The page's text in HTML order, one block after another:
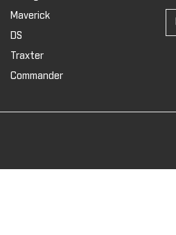
Maverick
DS
Traxter
Commander